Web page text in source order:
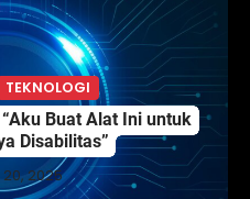
TEKNOLOGI
Buat Alat Ini untuk
Disabilitas”
2025